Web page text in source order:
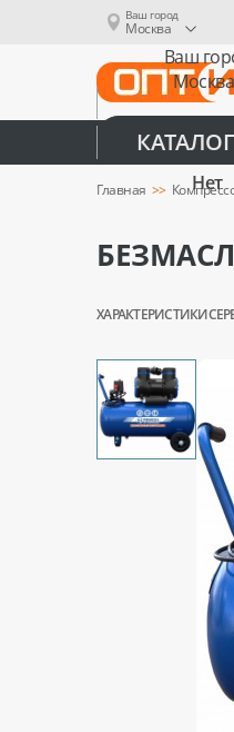
Ваш город
Москва
Ваш
Да
Нет
КАТАЛОГ
Главная
ХАРАКТЕРИСТИКИ